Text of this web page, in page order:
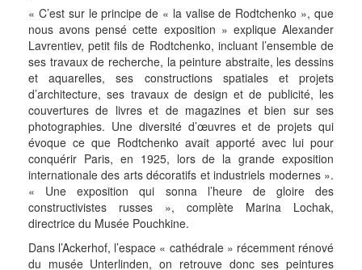
« C’est sur le principe de « la valise de Rodtchenko », que
nous avons pensé cette exposition » explique Alexander
Lavrentiev, petit fils de Rodtchenko, incluant l’ensemble de
ses travaux de recherche, la peinture abstraite, les dessins
et aquarelles, ses constructions spatiales et projets
d’architecture, ses travaux de design et de publicité, les
couvertures de livres et de magazines et bien sur ses
photographies. Une diversité d’œuvres et de projets qui
évoque ce que Rodtchenko avait apporté avec lui pour
conquérir Paris, en 1925, lors de la grande exposition
internationale des arts décoratifs et industriels modernes ».
« Une exposition qui sonna l’heure de gloire des
constructivistes russes », complète Marina Lochak,
directrice du Musée Pouchkine.
Dans l’Ackerhof, l’espace « cathédrale » récemment rénové
du musée Unterlinden, on retrouve donc ses peintures